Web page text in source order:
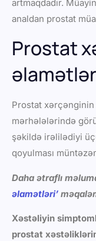
artmaqdadır.
analdan prostat
Prostat
Prostat
mərhələlərində
şəkildə irəlilədiyi
qoyulması
Daha ətraflı
əlamətləri’
Xəstəliyin
prostat